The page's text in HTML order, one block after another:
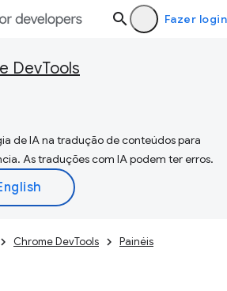
Fazer login
DevTools
de IA na tradução de conteúdos para
As traduções com IA podem ter erros.
Chrome DevTools Painéis